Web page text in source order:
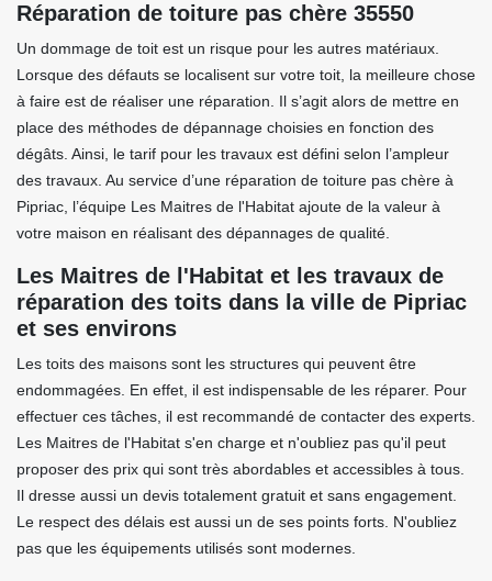
Réparation de toiture pas chère 35550
Un dommage de toit est un risque pour les autres matériaux.
Lorsque des défauts se localisent sur votre toit, la meilleure chose
à faire est de réaliser une réparation. Il s’agit alors de mettre en
place des méthodes de dépannage choisies en fonction des
dégâts. Ainsi, le tarif pour les travaux est défini selon l’ampleur
des travaux. Au service d’une réparation de toiture pas chère à
Pipriac, l’équipe Les Maitres de l'Habitat ajoute de la valeur à
votre maison en réalisant des dépannages de qualité.
Les Maitres de l'Habitat et les travaux de
réparation des toits dans la ville de Pipriac
et ses environs
Les toits des maisons sont les structures qui peuvent être
endommagées. En effet, il est indispensable de les réparer. Pour
effectuer ces tâches, il est recommandé de contacter des experts.
Les Maitres de l'Habitat s'en charge et n'oubliez pas qu'il peut
proposer des prix qui sont très abordables et accessibles à tous.
Il dresse aussi un devis totalement gratuit et sans engagement.
Le respect des délais est aussi un de ses points forts. N'oubliez
pas que les équipements utilisés sont modernes.